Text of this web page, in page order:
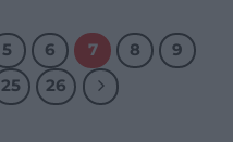
5 6 7 8
9
25 26